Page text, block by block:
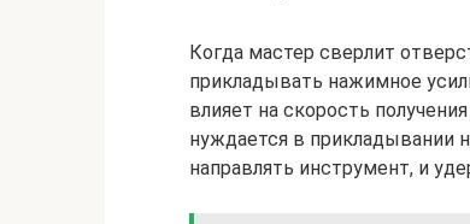
Когда мастер сверлит
прикладывать нажимное
влияет на скорость
нуждается в прикладывании
направлять инструмент, и